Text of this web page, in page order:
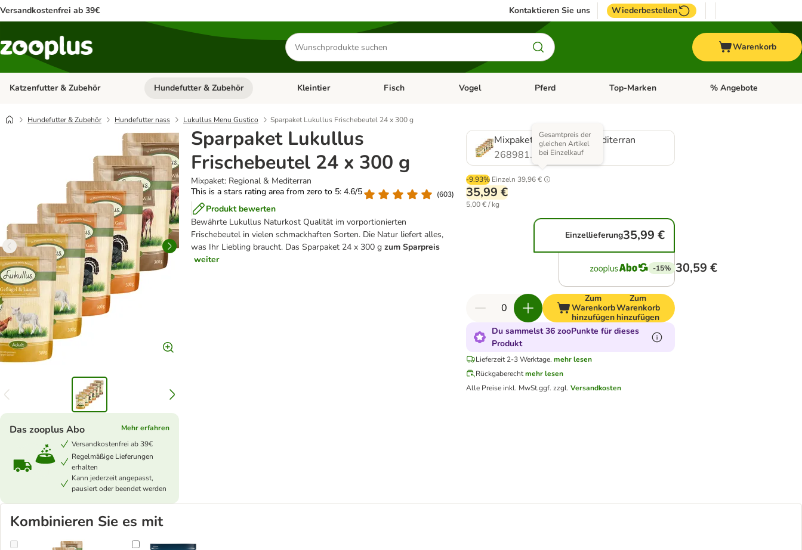
Versandkostenfrei ab 39€ Kontaktieren Sie uns Wiederbestellen
Produkte
suchen
Warenkorb
Katzenfutter & Zubehör Kategorie-Menü öffnen: Katzenfutter & Zubehör
Hundefutter & Zubehör Kategorie-Menü öffnen: Hundefutter & Zubehör
Kleintier Kategorie-Menü öffnen: Kleintier
Fisch Kategorie-Menü öffnen: Fisch
Vogel Kategorie-Menü öffnen: Vogel
Pferd Kategorie-Menü öffnen: Pferd
Top-Marken Kategorie-Menü öffnen:
% Angebote
Hundefutter & Zubehör Hundefutter nass Lukullus Menu Gustico Sparpaket Lukullus Frischebeutel 24 x 300 g
Sparpaket Lukullus
Frischebeutel 24 x 300 g
Mixpaket: Regional & Mediterran
This is a stars rating area from zero to 5: 4.6/5
(603)
Produkt bewerten
Bewährte Lukullus Naturkost Qualität im vorportionierten
Frischebeutel in vielen schmackhaften Sorten. Die Natur liefert alles,
was Ihr Liebling braucht. Das Sparpaket 24 x 300 g zum Sparpreis
weiter
Das zooplus Abo
Mehr erfahren
Versandkostenfrei ab 39€
Regelmäßige Lieferungen
erhalten
Kann jederzeit angepasst,
pausiert oder beendet werden
Mixpaket: Regional & Mediterran
268981.9
-9.93% Einzeln 39,96 €
Gesamtpreis der
gleichen Artikel
bei Einzelkauf
35,99 €
5,00 € / kg
Einzellieferung35,99 €
-15% 30,59 €
Zum
Warenkorb
hinzufügen
Zum
Warenkorb
hinzufügen
Du sammelst 36 zooPunkte für dieses
Produkt
Lieferzeit 2-3 Werktage. mehr lesen
Rückgaberecht mehr lesen
Alle Preise inkl. MwSt.ggf. zzgl. Versandkosten
Kombinieren Sie es mit